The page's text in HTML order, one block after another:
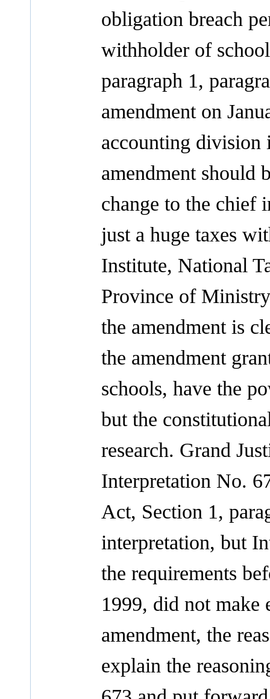
obligation breach
withholder of
paragraph 1,
amendment on
accounting division
amendment should
change to the chief
just a huge taxes
Institute, National
Province of
the amendment is
the amendment
schools, have the
but the
research. Grand
Interpretation No.
Act, Section 1,
interpretation, but
the requirements
1999, did not make
amendment, the
explain the